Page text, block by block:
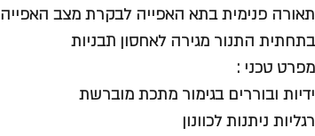
תאורה פנימית בתא האפייה לבקרת מצב האפייה
בתחתית התנור מגירה לאחסון תבניות
מפרט טכני :
ידיות ובוררים בגימור מתכת מוברשת
רגליות ניתנות לכוונון